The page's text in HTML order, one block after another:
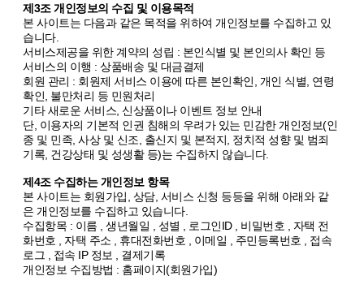
제3조 개인정보의 수집 및 이용목적
본 사이트는 다음과 같은 목적을 위하여 개인정보를 수집하고 있
습니다.
서비스제공을 위한 계약의 성립 : 본인식별 및 본인의사 확인 등
서비스의 이행 : 상품배송 및 대금결제
회원 관리 : 회원제 서비스 이용에 따른 본인확인, 개인 식별, 연령
확인, 불만처리 등 민원처리
기타 새로운 서비스, 신상품이나 이벤트 정보 안내
단, 이용자의 기본적 인권 침해의 우려가 있는 민감한 개인정보(인
종 및 민족, 사상 및 신조, 출신지 및 본적지, 정치적 성향 및 범죄
기록, 건강상태 및 성생활 등)는 수집하지 않습니다.
제4조 수집하는 개인정보 항목
본 사이트는 회원가입, 상담, 서비스 신청 등등을 위해 아래와 같
은 개인정보를 수집하고 있습니다.
수집항목 : 이름 , 생년월일 , 성별 , 로그인ID , 비밀번호 , 자택 전
화번호 , 자택 주소 , 휴대전화번호 , 이메일 , 주민등록번호 , 접속
로그 , 접속 IP 정보 , 결제기록
개인정보 수집방법 : 홈페이지(회원가입)